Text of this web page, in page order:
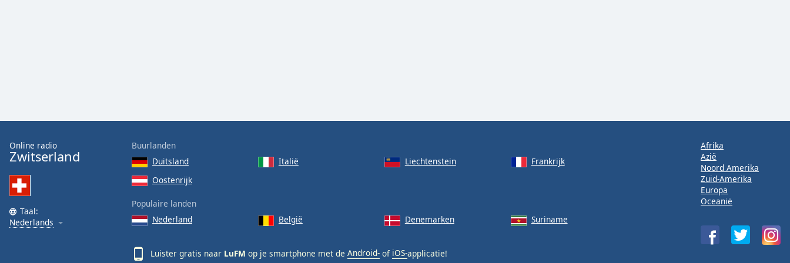
modal
Beginning
dialog
window.
Escape
will
Online radio
Zwitserland
Taal:
Nederlands
Buurlanden
Duitsland
Italië Liechtenstein
Frankrijk
Oostenrijk
Populaire landen
Nederland
België Denemarken Suriname
Luister gratis naar LuFM op je smartphone met de Android- of iOS-applicatie!
Afrika
Azië
Noord Amerika
Zuid-Amerika
Europa
Oceanië